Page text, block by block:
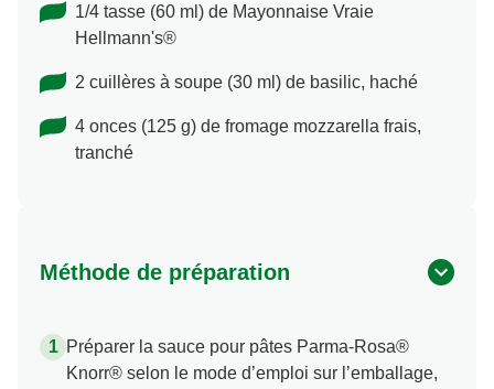
1/4 tasse (60 ml) de Mayonnaise Vraie
Hellmann's®
2 cuillères à soupe (30 ml) de basilic, haché
4 onces (125 g) de fromage mozzarella frais,
tranché
Méthode de préparation
Préparer la sauce pour pâtes Parma-Rosa®
Knorr® selon le mode d’emploi sur l’emballage,